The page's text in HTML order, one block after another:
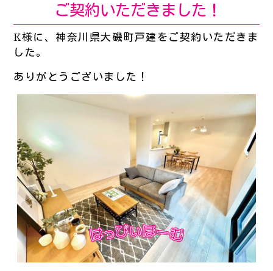
ご契約いただきました！
K様に、神奈川県大磯町戸建をご契約いただきま
した。
ありがとうございました！